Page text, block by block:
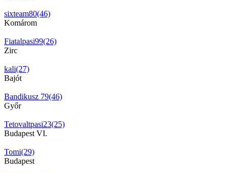
sixteam80(46)
Komárom
Fiatalpasi99(26)
Zirc
kali(27)
Bajót
Bandikusz 79(46)
Győr
Tetovaltpasi23(25)
Budapest VI.
Tomi(29)
Budapest